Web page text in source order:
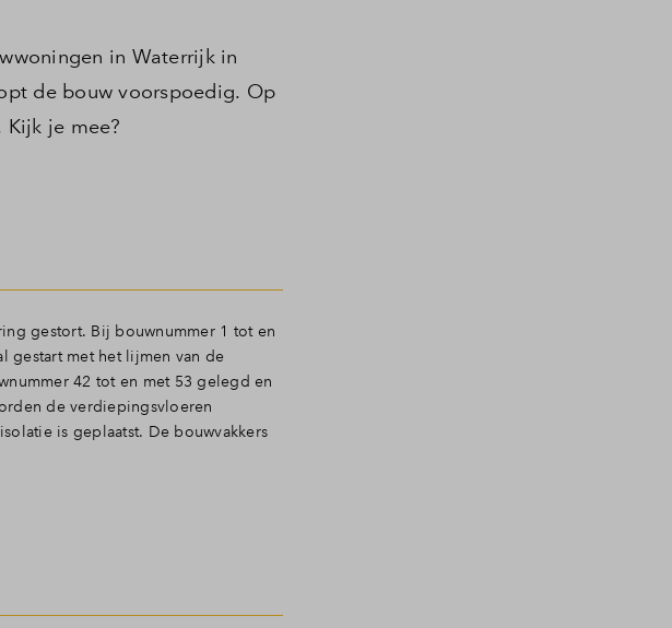
in Waterrijk in
de bouw voorspoedig. Op
je mee?
gestort. Bij bouwnummer 1 tot en
gestart met het lijmen van de
42 tot en met 53 gelegd en
de verdiepingsvloeren
is geplaatst. De bouwvakkers